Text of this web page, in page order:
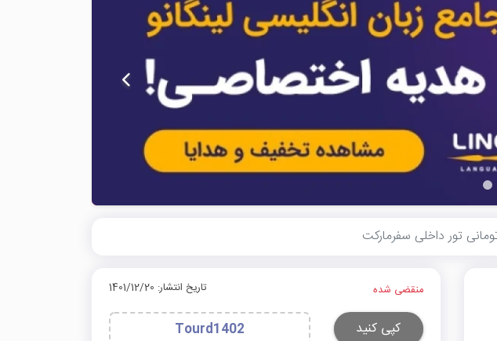
منقضی شده تاریخ انتشار: 1401/12/20
کپی کنید Tourd1402